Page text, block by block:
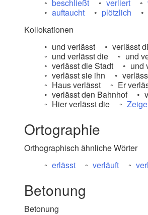
beschließt
verliert
auftaucht
plötzlich
Kollokationen
und verlässt
verlässt
und verlässt die
und
verlässt die Stadt
und
verlässt sie ihn
Haus verlässt
Er
verlässt den Bahnhof
Hier verlässt die
Ortographie
Orthographisch ähnliche Wörter
erlässt
verläuft
Betonung
Betonung